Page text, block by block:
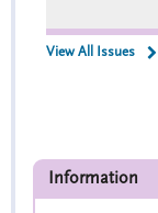
View All Issues
Information